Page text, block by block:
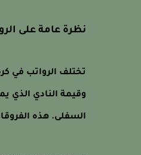
نظرة عامة على
تختلف الرواتب في
السفلى. هذه